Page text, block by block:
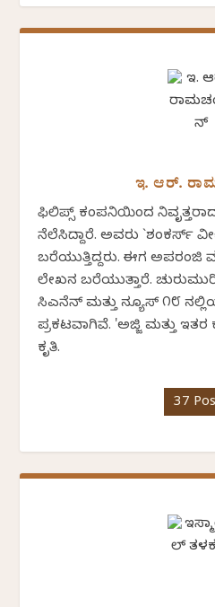
ಇ. ಆರ್.
ಫಿಲಿಪ್ಸ್ ಕಂಪನಿಯಿಂದ
ನೆಲೆಸಿದ್ದಾರೆ. ಅವರು `ಶಂಕರ್ಸ್
ಬರೆಯುತ್ತಿದ್ದರು. ಈಗ ಅಪರಂಜಿ
ಲೇಖನ ಬರೆಯುತ್ತಾರೆ.
ಸಿಎನೆನ್ ಮತ್ತು ನ್ಯೂಸ್ ೧೮
ಪ್ರಕಟವಾಗಿವೆ. 'ಅಜ್ಜಿ ಮತ್ತು
ಕೃತಿ.
37